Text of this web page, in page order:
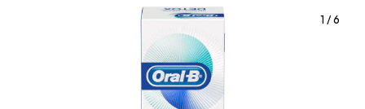
1 /6